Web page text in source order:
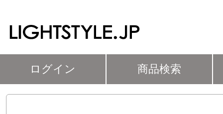
ログイン 商品検索